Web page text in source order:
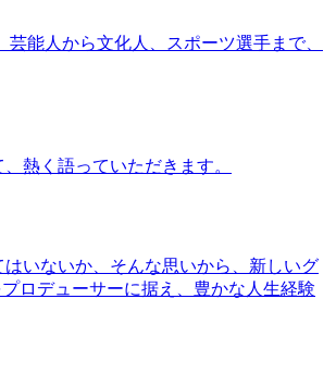
能人から文化人、スポーツ選手まで、
熱く語っていただきます。
いないか、そんな思いから、新しいグ
ロデューサーに据え、豊かな人生経験